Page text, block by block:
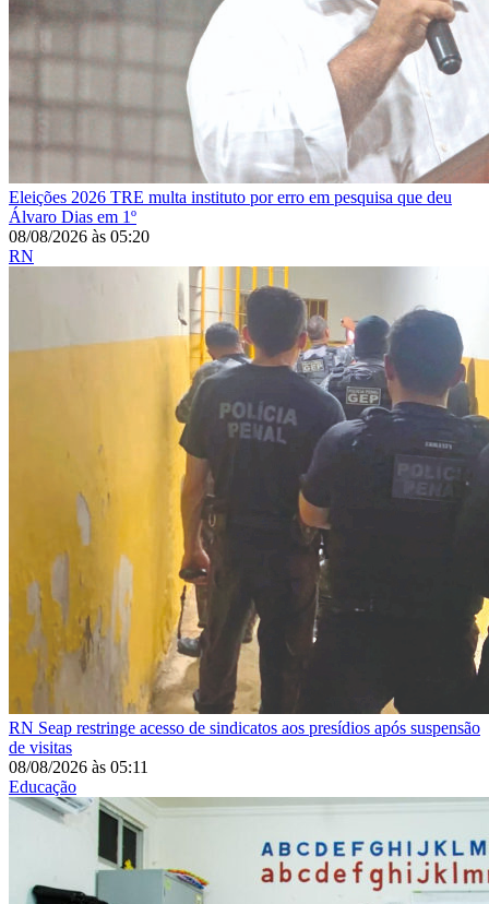
Eleições 2026 TRE multa instituto por erro em pesquisa que deu
Álvaro Dias em 1º
08/08/2026 às 05:20
RN
RN Seap restringe acesso de sindicatos aos presídios após suspensão
de visitas
08/08/2026 às 05:11
Educação